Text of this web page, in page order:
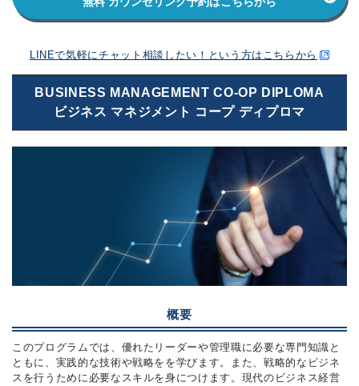
LINEで気軽にチャット相談したい！という方はこちらから
BUSINESS MANAGEMENT CO-OP DIPLOMA
ビジネス マネジメント コープ ディプロマ
概要
このプログラムでは、優れたリーダーや管理職に必要な専門知識と
ともに、実践的な技術や戦略をを学びます。また、戦略的なビジネ
スを行うために必要なスキルを身につけます。現代のビジネス経営